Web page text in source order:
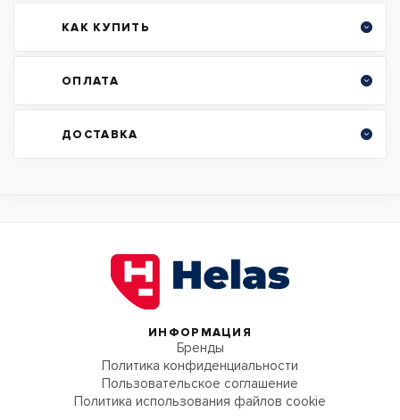
КАК КУПИТЬ
ОПЛАТА
ДОСТАВКА
ИНФОРМАЦИЯ
Бренды
Политика конфиденциальности
Пользовательское соглашение
Политика использования файлов cookie